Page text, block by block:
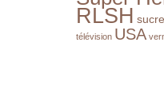
RLSH sucre
télévision USA